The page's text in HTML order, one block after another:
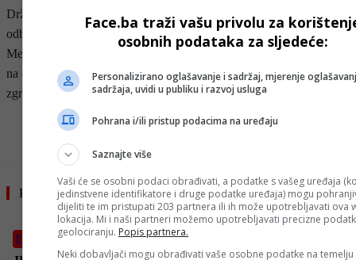
Državna novinska agencija KUNA, pozivajući se na Ministarstvo
odbrane Kuvajta, javlja da je u napadu teško oštećen Terminal 1
Međunarodnog aerodroma Kuvajt, dok se na snimcima objavljenim
na društvenim mrežama vide požari i velika razaranja unutar same
zgrade.
- OGLAS -
Pročitajte još
Fudbal
Face.ba traži vašu privolu za
osobnih podataka za sljedeće:
Personalizirano oglašavanje i sadržaj, mjerenje
sadržaja, uvidi u publiku i razvoj usluga
Pohrana i/ili pristup podacima na uređaju
Saznajte više
Vaši će se osobni podaci obrađivati, a podatke s vašeg uređaja
jedinstvene identifikatore i druge podatke uređaja) mogu
dijeliti te im pristupati 203 partnera ili ih može upotrebljavati ova
lokacija. Mi i naši partneri možemo upotrebljavati precizne
geolociranju. Popis partnera.
Neki dobavljači mogu obrađivati vaše osobne podatke na temelju